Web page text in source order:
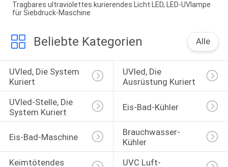
Tragbares ultraviolettes kurierendes Licht LED, LED-UVlampe
für Siebdruck-Maschine
Beliebte Kategorien Alle
UVled, Die System
Kuriert
UVled, Die
Ausrüstung Kuriert
UVled-Stelle, Die
System Kuriert
Eis-Bad-Kühler
Eis-Bad-Maschine
Brauchwasser-
Kühler
Keimtötendes
UVC Luft-